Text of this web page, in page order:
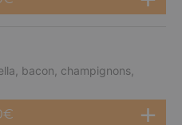
bacon, champignons,
€